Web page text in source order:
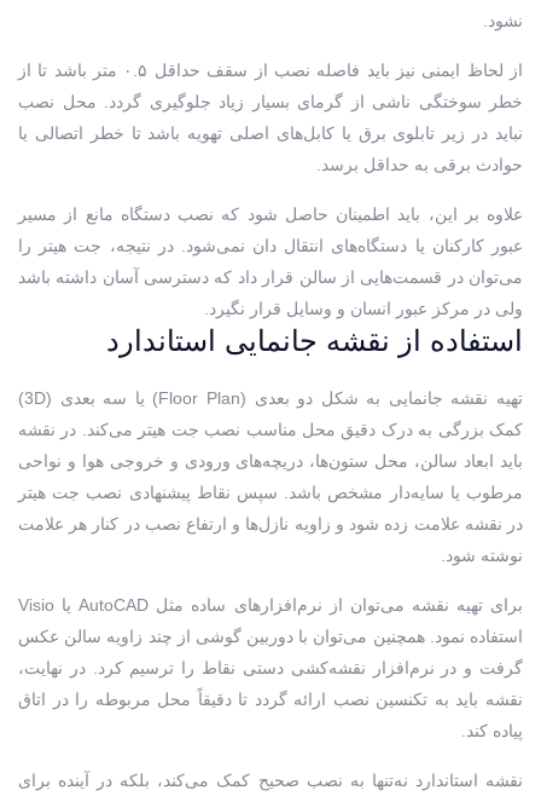
نشود.
از لحاظ ایمنی نیز باید فاصله نصب از سقف حداقل ۰.۵ متر باشد تا از
خطر سوختگی ناشی از گرمای بسیار زیاد جلوگیری گردد. محل نصب
نباید در زیر تابلوی برق یا کابل‌های اصلی تهویه باشد تا خطر اتصالی یا
حوادث برقی به حداقل برسد.
علاوه بر این، باید اطمینان حاصل شود که نصب دستگاه مانع از مسیر
عبور کارکنان یا دستگاه‌های انتقال دان نمی‌شود. در نتیجه، جت هیتر را
می‌توان در قسمت‌هایی از سالن قرار داد که دسترسی آسان داشته باشد
ولی در مرکز عبور انسان و وسایل قرار نگیرد.
استفاده از نقشه جانمایی استاندارد
تهیه نقشه جانمایی به شکل دو بعدی (Floor Plan) یا سه بعدی (3D)
کمک بزرگی به درک دقیق محل مناسب نصب جت هیتر می‌کند. در نقشه
باید ابعاد سالن، محل ستون‌ها، دریچه‌های ورودی و خروجی هوا و نواحی
مرطوب یا سایه‌دار مشخص باشد. سپس نقاط پیشنهادی نصب جت هیتر
در نقشه علامت زده شود و زاویه نازل‌ها و ارتفاع نصب در کنار هر علامت
نوشته شود.
برای تهیه نقشه می‌توان از نرم‌افزارهای ساده مثل AutoCAD یا Visio
استفاده نمود. همچنین می‌توان با دوربین گوشی از چند زاویه سالن عکس
گرفت و در نرم‌افزار نقشه‌کشی دستی نقاط را ترسیم کرد. در نهایت،
نقشه باید به تکنسین نصب ارائه گردد تا دقیقاً محل مربوطه را در اتاق
پیاده کند.
نقشه استاندارد نه‌تنها به نصب صحیح کمک می‌کند، بلکه در آینده برای